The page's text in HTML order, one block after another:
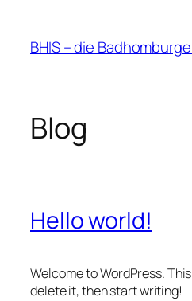
springen
BHIS – die
Blog
Hello world!
Welcome to WordPress.
delete it, then start writing!